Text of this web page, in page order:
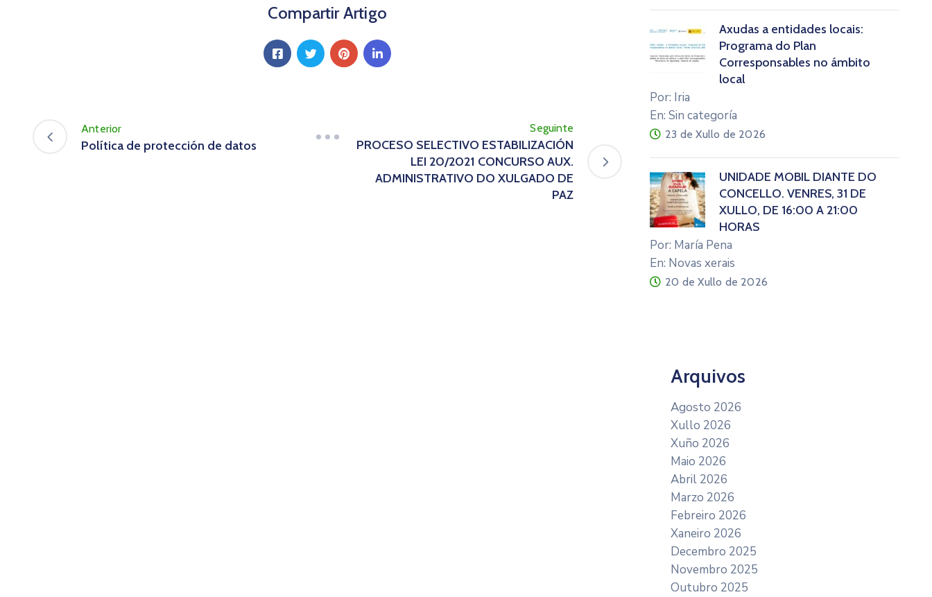
Compartir Artigo
Anterior
Política de protección de datos
Seguinte
PROCESO SELECTIVO ESTABILIZACIÓN
LEI 20/2021 CONCURSO AUX.
ADMINISTRATIVO DO XULGADO DE
PAZ
Axudas a entidades locais:
Programa do Plan
Corresponsables no ámbito
local
Por: Iria
En: Sin categoría
23 de Xullo de 2026
UNIDADE MÓBIL DIANTE DO
CONCELLO. VENRES, 31 DE
XULLO, DE 16:00 A 21:00
HORAS
Por: María Pena
En: Novas xerais
20 de Xullo de 2026
Arquivos
Agosto 2026
Xullo 2026
Xuño 2026
Maio 2026
Abril 2026
Marzo 2026
Febreiro 2026
Xaneiro 2026
Decembro 2025
Novembro 2025
Outubro 2025